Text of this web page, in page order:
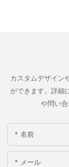
カスタムデザイン
ができます。詳細
や問い
名前
メール